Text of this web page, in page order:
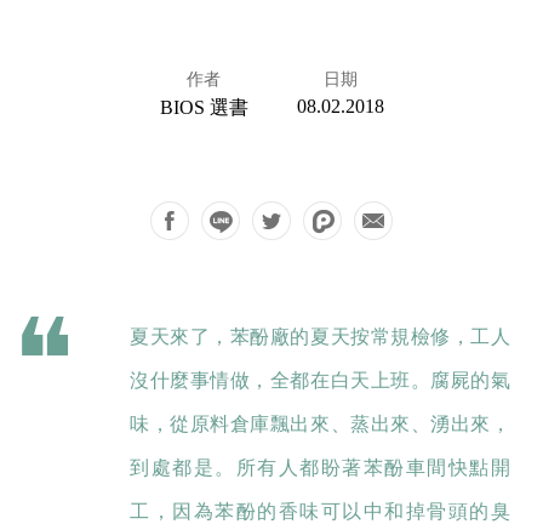
作者
BIOS 選書
日期
08.02.2018
夏天來了，苯酚廠的夏天按常規檢修，工人
沒什麼事情做，全都在白天上班。腐屍的氣
味，從原料倉庫飄出來、蒸出來、湧出來，
到處都是。所有人都盼著苯酚車間快點開
工，因為苯酚的香味可以中和掉骨頭的臭